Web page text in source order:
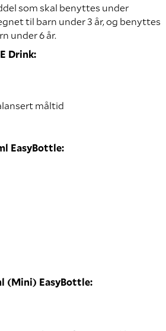
som skal benyttes under
til barn under 3 år, og benyttes
under 6 år.
Drink:
måltid
EasyBottle:
(Mini) EasyBottle: